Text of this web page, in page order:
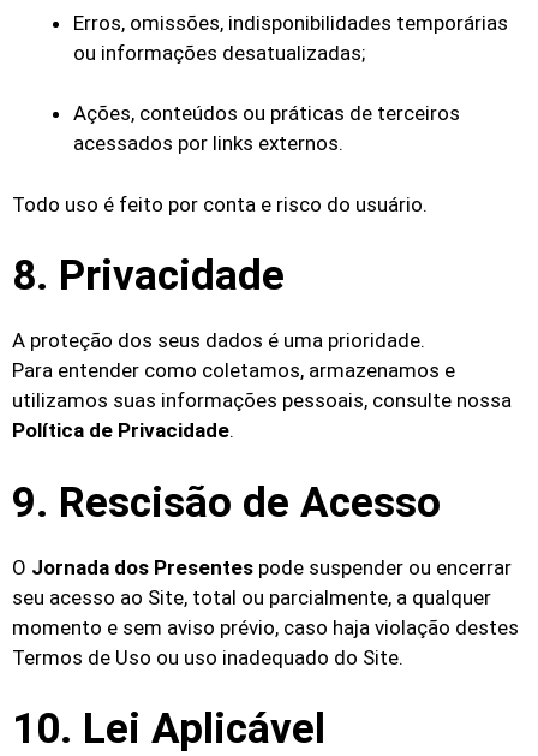
Erros, omissões, indisponibilidades temporárias
ou informações desatualizadas;
Ações, conteúdos ou práticas de terceiros
acessados por links externos.
Todo uso é feito por conta e risco do usuário.
8. Privacidade
A proteção dos seus dados é uma prioridade.
Para entender como coletamos, armazenamos e
utilizamos suas informações pessoais, consulte nossa
Política de Privacidade.
9. Rescisão de Acesso
O Jornada dos Presentes pode suspender ou encerrar
seu acesso ao Site, total ou parcialmente, a qualquer
momento e sem aviso prévio, caso haja violação destes
Termos de Uso ou uso inadequado do Site.
10. Lei Aplicável